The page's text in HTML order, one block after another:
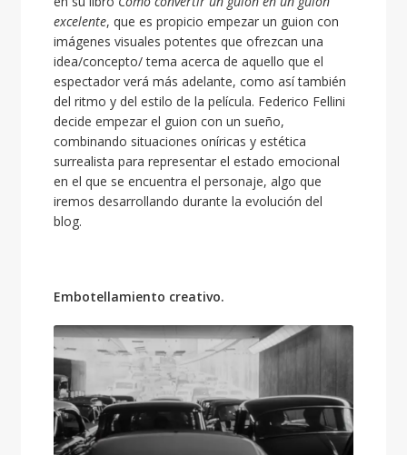
excelente, que es propicio empezar un guion con
imágenes visuales potentes que ofrezcan una
idea/concepto/ tema acerca de aquello que el
espectador verá más adelante, como así también
del ritmo y del estilo de la película. Federico Fellini
decide empezar el guion con un sueño,
combinando situaciones oníricas y estética
surrealista para representar el estado emocional
en el que se encuentra el personaje, algo que
iremos desarrollando durante la evolución del
blog.
Embotellamiento creativo.